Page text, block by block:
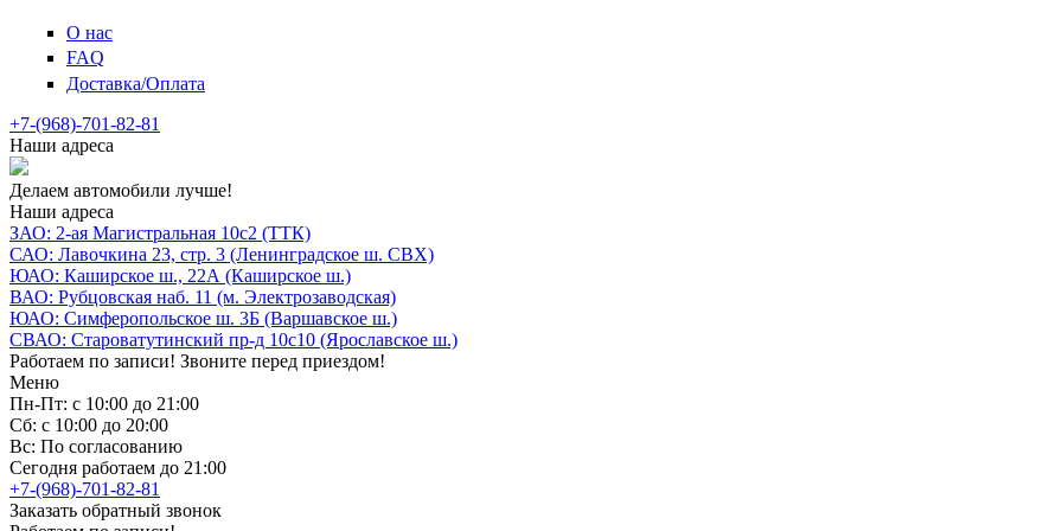
О нас
FAQ
Доставка/Оплата
+7-(968)-701-82-81
Наши адреса
Делаем автомобили лучше!
Наши адреса
ЗАО: 2-ая Магистральная 10с2 (ТТК)
САО: Лавочкина 23, стр. 3 (Ленинградское ш. СВХ)
ЮАО: Каширское ш., 22А (Каширское ш.)
ВАО: Рубцовская наб. 11 (м. Электрозаводская)
ЮАО: Симферопольское ш. 3Б (Варшавское ш.)
СВАО: Староватутинский пр-д 10с10 (Ярославское ш.)
Работаем по записи! Звоните перед приездом!
Меню
Пн-Пт: с 10:00 до 21:00
Сб: с 10:00 до 20:00
Вс: По согласованию
Сегодня работаем до 21:00
+7-(968)-701-82-81
Заказать обратный звонок